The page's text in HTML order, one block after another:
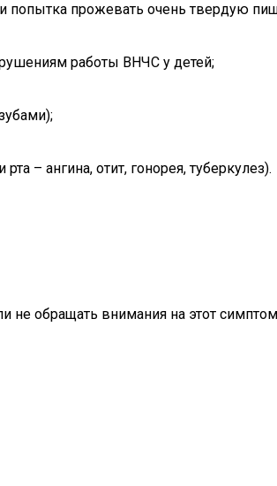
попытка прожевать очень твердую
работы ВНЧС у детей;
– ангина, отит, гонорея, туберкулез).
не обращать внимания на этот